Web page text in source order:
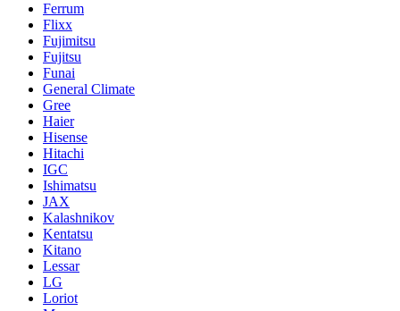
Ferrum
Flixx
Fujimitsu
Fujitsu
Funai
General Climate
Gree
Haier
Hisense
Hitachi
IGC
Ishimatsu
JAX
Kalashnikov
Kentatsu
Kitano
Lessar
LG
Loriot